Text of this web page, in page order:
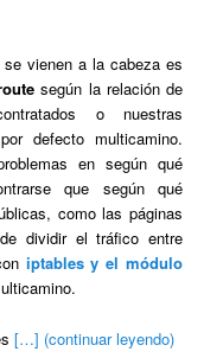
vienen a la cabeza es
según la relación de
o nuestras
defecto multicamino.
en según qué
que según qué
como las páginas
dividir el tráfico entre
iptables y el módulo
[…] (continuar leyendo)